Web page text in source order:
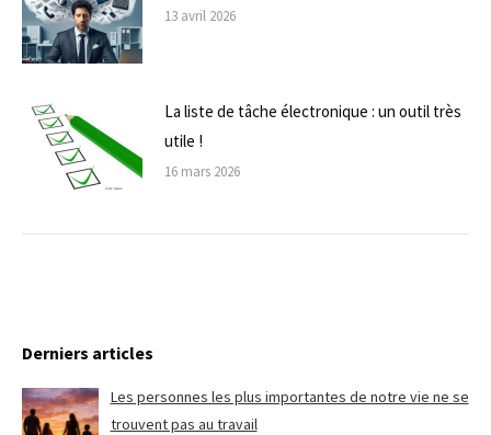
13 avril 2026
La liste de tâche électronique : un outil très
utile !
16 mars 2026
Derniers articles
Les personnes les plus importantes de notre vie ne se
trouvent pas au travail